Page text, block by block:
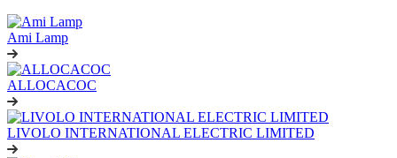
Ami Lamp
ALLOCACOC
LIVOLO INTERNATIONAL ELECTRIC LIMITED